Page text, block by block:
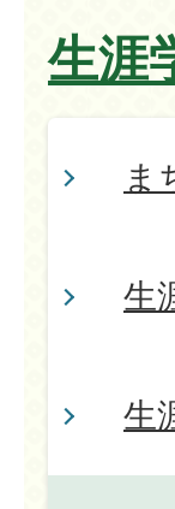
生涯
ま
生
生